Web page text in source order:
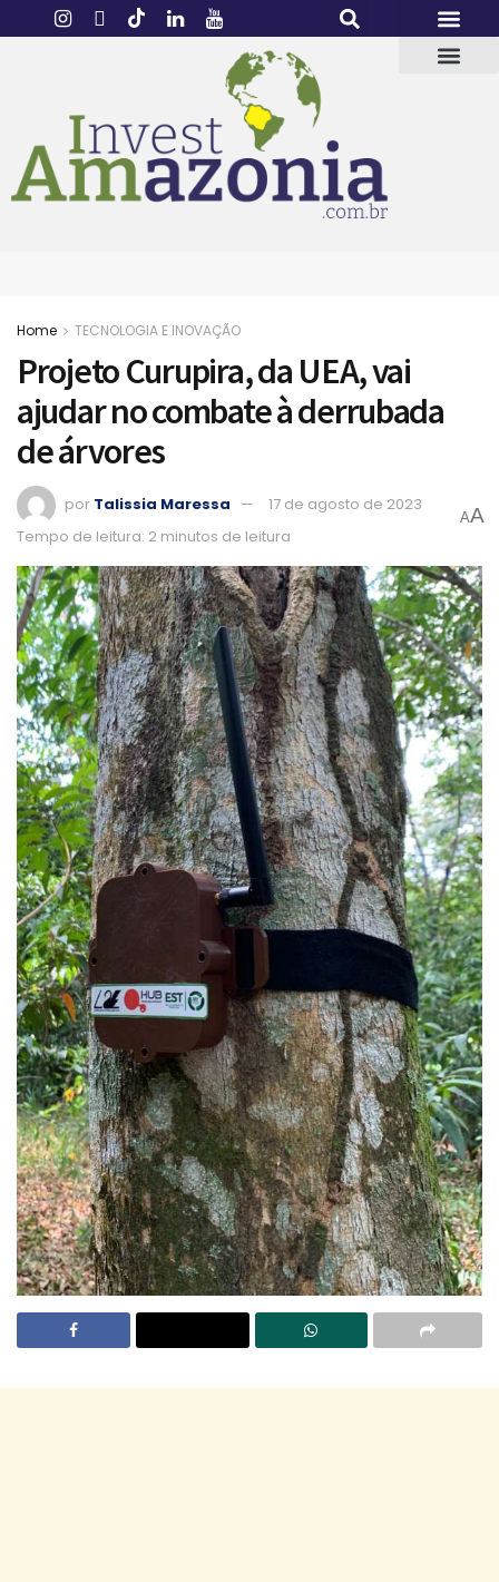
Home TECNOLOGIA E INOVAÇÃO
Projeto Curupira, da UEA, vai
ajudar no combate à derrubada
de árvores
por Talissia Maressa
17 de agosto de 2023
Tempo de leitura: 2 minutos de leitura
AA